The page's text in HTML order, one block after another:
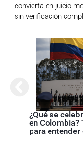
convierta en juicio
sin verificación
¿Qué se
en Colombia?
para entender